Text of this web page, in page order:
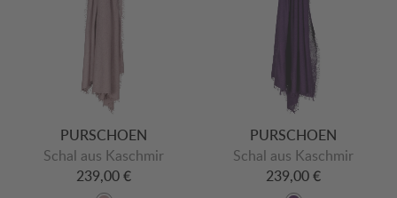
PURSCHOEN
Schal aus Kaschmir
239,00 €
PURSCHOEN
Schal aus Kaschmir
239,00 €